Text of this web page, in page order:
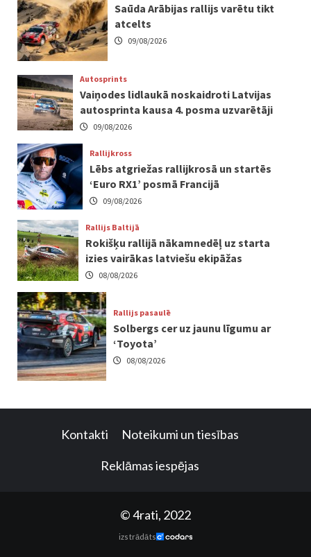
Saūda Arābijas rallijs varētu tikt
atcelts
09/08/2026
Autosprints
Vaiņodes lidlaukā noskaidroti Latvijas
autosprinta kausa 4. posma uzvarētāji
09/08/2026
Rallijkross
Lēbs atgriežas rallijkrosā un startēs
‘Euro RX1’ posmā Francijā
09/08/2026
Rallijs Baltijā
Rokišķu rallijā nākamnedēļ uz starta
izies vairākas latviešu ekipāžas
08/08/2026
Rallijs pasaulē
Solbergs cer uz jaunu līgumu ar
‘Toyota’
08/08/2026
Kontakti Noteikumi un tiesības
Reklāmas iespējas
© 4rati, 2022
izstrādāts